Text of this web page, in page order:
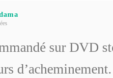
sur DVD